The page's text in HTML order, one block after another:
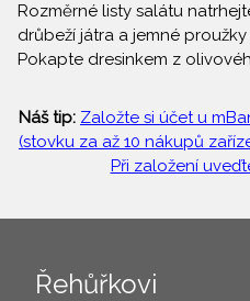
Rozměrné listy salátu
drůbeží játra a jemné
Pokapte dresinkem z
Náš tip: Založte si účet u
(stovku za až 10 nákupů
Při založení
Řehůřkovi